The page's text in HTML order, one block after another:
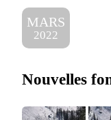
MARS
2022
Nouvelles